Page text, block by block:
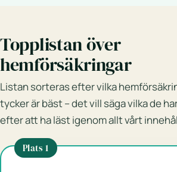
Topplistan över
hemförsäkringar
Listan sorteras efter vilka
tycker är bäst – det vill säga vilka de
efter att ha läst igenom allt vårt
Plats 1